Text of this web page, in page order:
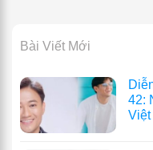
Bài Viết Mới
42:
Việt